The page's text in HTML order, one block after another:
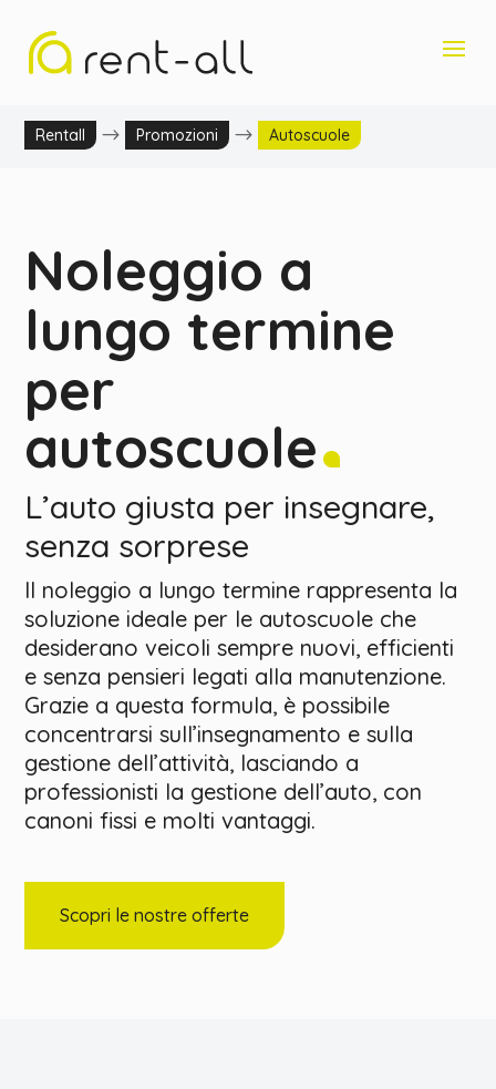
Rentall $ Promozioni $ Autoscuole
Noleggio a
lungo termine
per
autoscuole
L’auto giusta per insegnare,
senza sorprese
Il noleggio a lungo termine rappresenta la
soluzione ideale per le autoscuole che
desiderano veicoli sempre nuovi, efficienti
e senza pensieri legati alla manutenzione.
Grazie a questa formula, è possibile
concentrarsi sull’insegnamento e sulla
gestione dell’attività, lasciando a
professionisti la gestione dell’auto, con
canoni fissi e molti vantaggi.
Scopri le nostre offerte